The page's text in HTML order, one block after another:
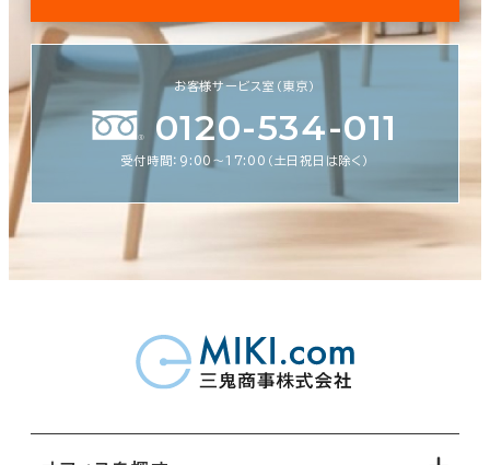
お客様サービス室（東京）
0120-534-011
受付時間：9:00〜17:00（土日祝日は除く）